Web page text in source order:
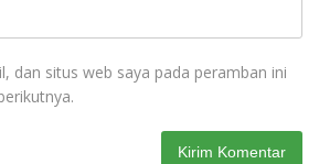
dan situs web saya pada peramban ini